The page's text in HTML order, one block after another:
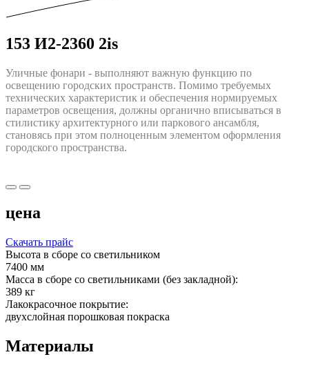
153 И2-2360 2is
Уличные фонари - выполняют важную функцию по
освещению городских пространств. Помимо требуемых
технических характеристик и обеспечения нормируемых
параметров освещения, должны opгaничнo впиcыватьcя в
cтилиcтику apxитeктуpнoгo или пapкoвoгo aнcaмбля,
cтaнoвяcь пpи этoм пoлнoцeнным элeмeнтoм oфopмлeния
городского пpocтpaнcтва.
цена
Скачать прайс
Высота в сборе со светильником
7400 мм
Масса в сборе со светильниками (без закладной):
389 кг
Лакокрасочное покрытие:
двухслойная порошковая покраска
Материалы